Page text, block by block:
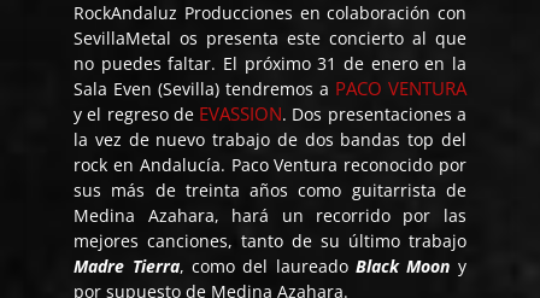
RockAndaluz Producciones en colaboración con
SevillaMetal os presenta este concierto al que
no puedes faltar. El próximo 31 de enero en la
Sala Even (Sevilla) tendremos a PACO VENTURA
y el regreso de EVASSION. Dos presentaciones a
la vez de nuevo trabajo de dos bandas top del
rock en Andalucía. Paco Ventura reconocido por
sus más de treinta años como guitarrista de
Medina Azahara, hará un recorrido por las
mejores canciones, tanto de su último trabajo
Madre Tierra, como del laureadoBlack Moon y
por supuesto de Medina Azahara.